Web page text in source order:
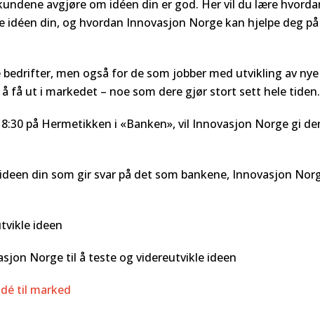
avgjøre om idéen din er god. Her vil du lære
din, og hvordan Innovasjon Norge kan hjelpe deg på
men også for de som jobber med utvikling av nye
få ut i markedet – noe som dere gjør stort sett hele tiden.
på Hermetikken i «Banken», vil Innovasjon Norge gi
din som gir svar på det som bankene, Innovasjon
ideen
Norge til å teste og videreutvikle ideen
til marked